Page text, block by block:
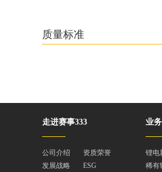
质量标准
走进赛事333
公司介绍
发展战略
资质荣誉
ESG
业
锂电
稀有